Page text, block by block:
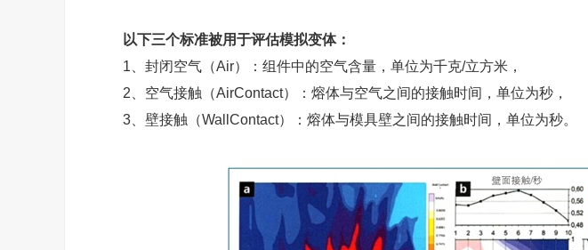
以下三个标准被用于评估模拟变体：
1、封闭空气（Air）：组件中的空气含量，单位为千克/立方米，
2、空气接触（AirContact）：熔体与空气之间的接触时间，单位为秒，
3、壁接触（WallContact）：熔体与模具壁之间的接触时间，单位为秒。